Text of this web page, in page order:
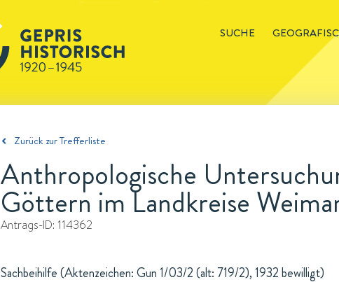
SUCHE
Zurück zur Trefferliste
Anthropologische
Göttern im Landkreise
Antrags-ID: 114362
Sachbeihilfe (Aktenzeichen: Gun 1/03/2 (alt: 719/2), 1932 bewilligt)